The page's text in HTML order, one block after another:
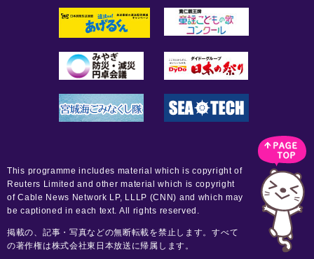
This programme includes material which is copyright of
Reuters Limited and other material which is copyright
of Cable News Network LP, LLLP (CNN) and which may
be captioned in each text. All rights reserved.
掲載の、記事・写真などの無断転載を禁止します。すべて
の著作権は株式会社東日本放送に帰属します。